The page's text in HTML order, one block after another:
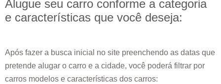
Alugue seu carro conforme a categoria
e características que você deseja:
Após fazer a busca inicial no site preenchendo as datas que
pretende alugar o carro e a cidade, você poderá filtrar por
carros modelos e características dos carros: